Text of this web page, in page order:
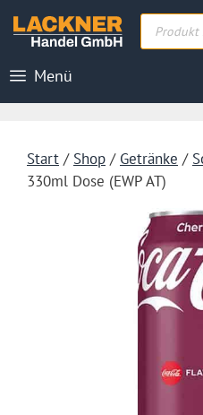
Inhalt
Products
search
Menü
Start / Shop / Getränke /
330ml Dose (EWP AT)